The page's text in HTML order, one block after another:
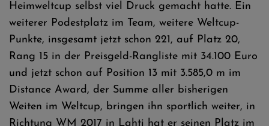
Heimweltcup selbst viel Druck gemacht hatte. Ein
weiterer Podestplatz im Team, weitere Weltcup-
Punkte, insgesamt jetzt schon 221, auf Platz 20,
Rang 15 in der Preisgeld-Rangliste mit 34.100 Euro
und jetzt schon auf Position 13 mit 3.585,0 m im
Distance Award, der Summe aller bisherigen
Weiten im Weltcup, bringen ihn sportlich weiter, in
Richtung WM 2017 in Lahti hat er seinen Platz im